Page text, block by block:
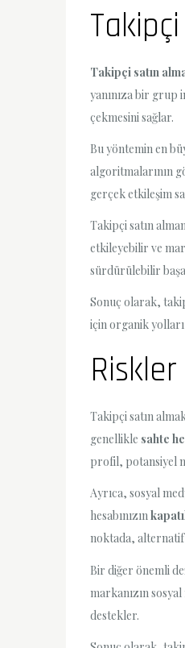
Takipçi satın
yanınıza bir grup
çekmesini sağlar.
Bu yöntemin en
algoritmalarının
gerçek etkileşim
Takipçi satın
etkileyebilir ve
sürdürülebilir
Sonuç olarak,
için organik
Takipçi satın
genellikle sahte
profil, potansiyel
Ayrıca, sosyal
hesabınızın
noktada, alternatif
Bir diğer önemli
markanızın
destekler.